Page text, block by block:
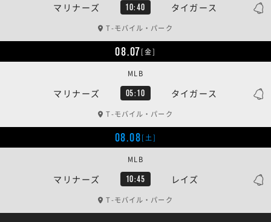
マリナーズ 10:40 タイガース
T-モバイル・パーク
08.07[金]
マリナーズ 05:10 タイガース
MLB
T-モバイル・パーク
08.08[土]
マリナーズ 10:45 レイズ
MLB
T-モバイル・パーク